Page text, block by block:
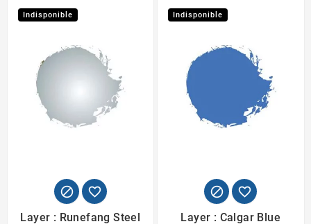
Indisponible
 
Layer : Runefang Steel
Indisponible
 
Layer : Calgar Blue